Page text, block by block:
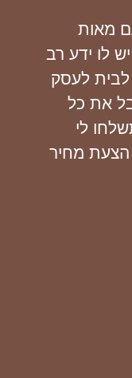
מאות
לו ידע רב
לבית לעסק
את כל
לי
הצעת מחיר